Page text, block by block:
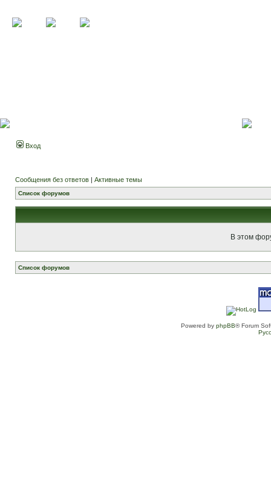
Вход
Сообщения без ответов | Активные темы
Список форумов
В этом
Список форумов
Powered by phpBB® Forum